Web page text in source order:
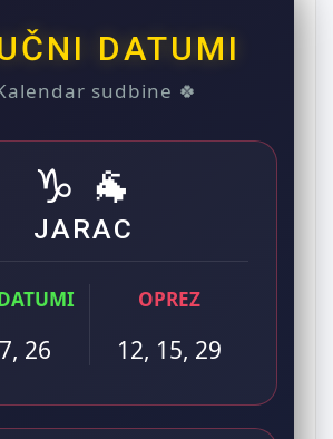
DATUMI
sudbine 🍀
♑ 🐐
JARAC
26
OPREZ
12, 15, 29